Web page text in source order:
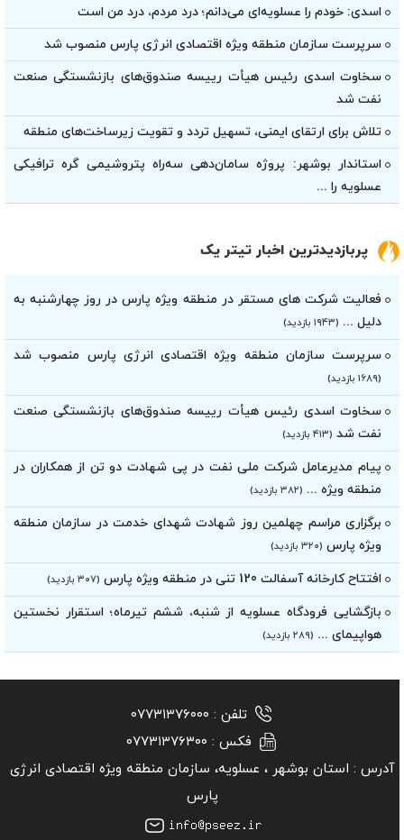
اسدی: خودم را عسلویه‌ای می‌دانم؛ درد مردم، درد من است
سرپرست سازمان منطقه ویژه اقتصادی انرژی پارس منصوب شد
سخاوت اسدی رئیس هیأت‌ رییسه صندوق‌های بازنشستگی صنعت
نفت شد
تلاش برای ارتقای ایمنی، تسهیل تردد و تقویت زیرساخت‌های منطقه
استاندار بوشهر: پروژه سامان‌دهی سه‌راه پتروشیمی گره ترافیکی
عسلویه را ...
پربازدیدترین اخبار تیتر یک
فعالیت شرکت های مستقر در منطقه ویژه پارس در روز چهارشنبه به
دلیل ...
سرپرست سازمان منطقه ویژه اقتصادی انرژی پارس منصوب شد
سخاوت اسدی رئیس هیأت‌ رییسه صندوق‌های بازنشستگی صنعت
نفت شد (۴۱۳ بازدید)
پیام مدیرعامل شرکت ملی نفت در پی شهادت دو تن از همکاران در
منطقه ویژه ...
برگزاری مراسم چهلمین روز شهادت شهدای خدمت در سازمان منطقه
ویژه پارس (۳۲۰ بازدید)
افتتاح کارخانه آسفالت 120 تنی در منطقه ویژه پارس (۳۰۷ بازدید)
بازگشایی فرودگاه عسلویه از شنبه، ششم تیرماه؛ استقرار نخستین
هواپیمای ...
تلفن : ۰۷۷۳۱۳۷۶۰۰۰
فکس : ۰۷۷۳۱۳۷۶۳۰۰
آدرس : استان بوشهر ‏، عسلویه، سازمان منطقه ویژه اقتصادی انرژی
پارس